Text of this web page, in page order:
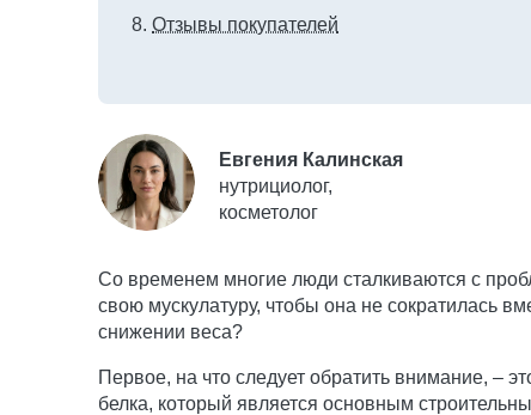
Отзывы покупателей
Евгения Калинская
нутрициолог,
косметолог
Со временем многие люди сталкиваются с
свою мускулатуру, чтобы она не сократилась
снижении веса?
Первое, на что следует обратить внимание, –
белка, который является основным